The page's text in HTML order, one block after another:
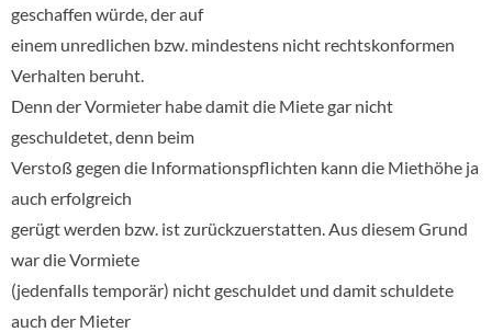
geschaffen würde, der auf
einem unredlichen bzw. mindestens nicht rechtskonformen
Verhalten beruht.
Denn der Vormieter habe damit die Miete gar nicht
geschuldetet, denn beim
Verstoß gegen die Informationspflichten kann die Miethöhe ja
auch erfolgreich
gerügt werden bzw. ist zurückzuerstatten. Aus diesem Grund
war die Vormiete
(jedenfalls temporär) nicht geschuldet und damit schuldete
auch der Mieter